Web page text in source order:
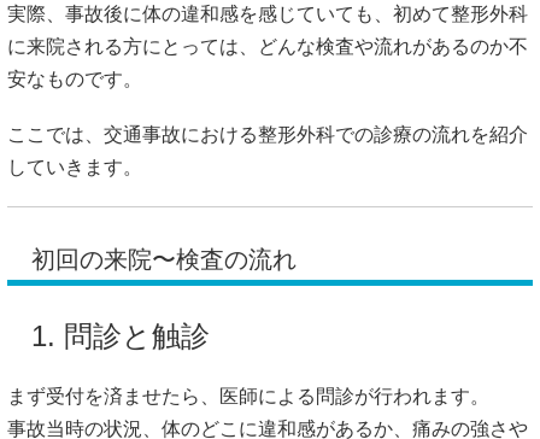
実際、事故後に体の違和感を感じていても、初めて整形外科
に来院される方にとっては、どんな検査や流れがあるのか不
安なものです。
ここでは、交通事故における整形外科での診療の流れを紹介
していきます。
初回の来院〜検査の流れ
1. 問診と触診
まず受付を済ませたら、医師による問診が行われます。
事故当時の状況、体のどこに違和感があるか、痛みの強さや